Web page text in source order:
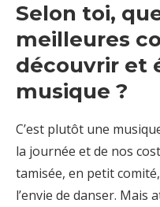
Selon toi,
meilleures
découvrir et
musique ?
C’est plutôt une
la journée et de nos
tamisée, en petit
l’envie de danser. Mais